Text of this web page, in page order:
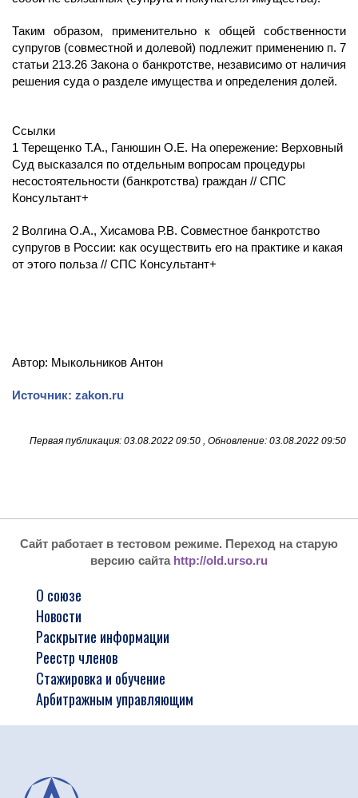
Таким образом, применительно к общей собственности
супругов (совместной и долевой) подлежит применению п. 7
статьи 213.26 Закона о банкротстве, независимо от наличия
решения суда о разделе имущества и определения долей.
Ссылки
1 Терещенко Т.А., Ганюшин О.Е. На опережение: Верховный
Суд высказался по отдельным вопросам процедуры
несостоятельности (банкротства) граждан // СПС
Консультант+
2 Волгина О.А., Хисамова Р.В. Совместное банкротство
супругов в России: как осуществить его на практике и какая
от этого польза // СПС Консультант+
Автор: Мыкольников Антон
Источник: zakon.ru
Первая публикация: 03.08.2022 09:50 , Обновление: 03.08.2022 09:50
Сайт работает в тестовом режиме. Переход на старую
версию сайта http://old.urso.ru
О союзе
Новости
Раскрытие информации
Реестр членов
Стажировка и обучение
Арбитражным управляющим